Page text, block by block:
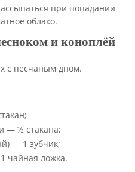
при попадании
облако.
и коноплёй
с песчаным дном.
— ½ стакана;
— 1 зубчик;
чайная ложка.